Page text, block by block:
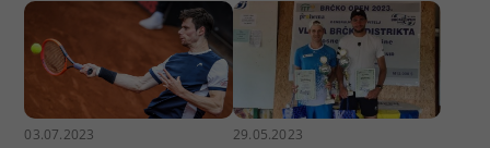
03.07.2023 29.05.2023